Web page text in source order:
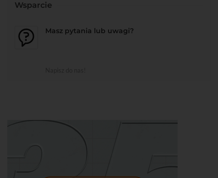
Wsparcie
Masz pytania lub uwagi?